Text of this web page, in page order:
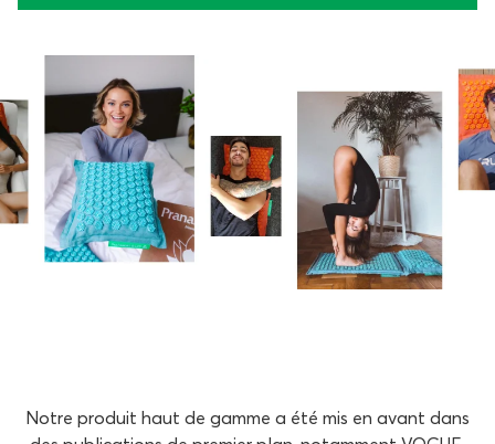
Notre produit haut de gamme a été mis en avant dans